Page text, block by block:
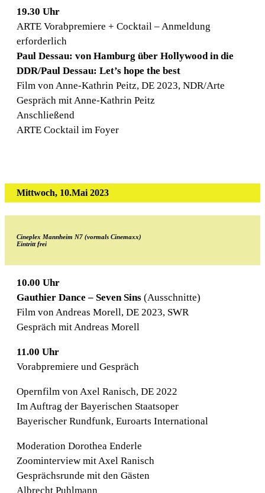
19.30 Uhr
ARTE Vorabpremiere + Cocktail – Anmeldung
erforderlich
Paul Dessau: von Hamburg über Hollywood in die
DDR/Paul Dessau: Let’s hope the best
Film von Anne-Kathrin Peitz, DE 2023, NDR/Arte
Gespräch mit Anne-Kathrin Peitz
Anschließend
ARTE Cocktail im Foyer
Mittwoch, 10.Mai 2023
Cineplex Mannheim N7 (vormals Cinemaxx)
Eintritt frei
10.00 Uhr
Gauthier Dance – Seven Sins (Ausschnitte)
Film von Andreas Morell, DE 2023, SWR
Gespräch mit Andreas Morell
11.00 Uhr
Vorabpremiere und Gespräch
Opernfilm von Axel Ranisch, DE 2022
Im Auftrag der Bayerischen Staatsoper
Bayerischer Rundfunk, Euroarts International
Moderation Dorothea Enderle
Zoominterview mit Axel Ranisch
Gesprächsrunde mit den Gästen
Albrecht Puhlmann